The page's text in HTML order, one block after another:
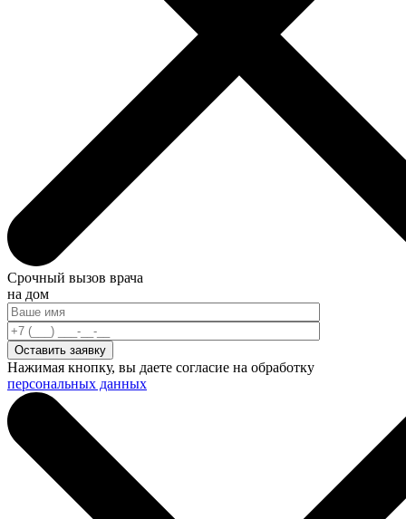
Срочный вызов врача
на дом
Нажимая кнопку, вы даете согласие на обработку
персональных данных